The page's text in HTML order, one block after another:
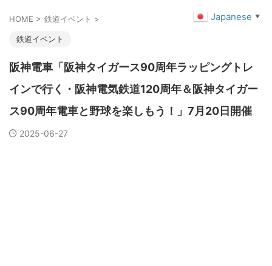
HOME > 鉄道イベント >
鉄道イベント
阪神電車「阪神タイガース90周年ラッピングトレ
インで行く・阪神電気鉄道120周年＆阪神タイガー
ス90周年電車と野球を楽しもう！」7月20日開催
2025-06-27
Japanese ▼